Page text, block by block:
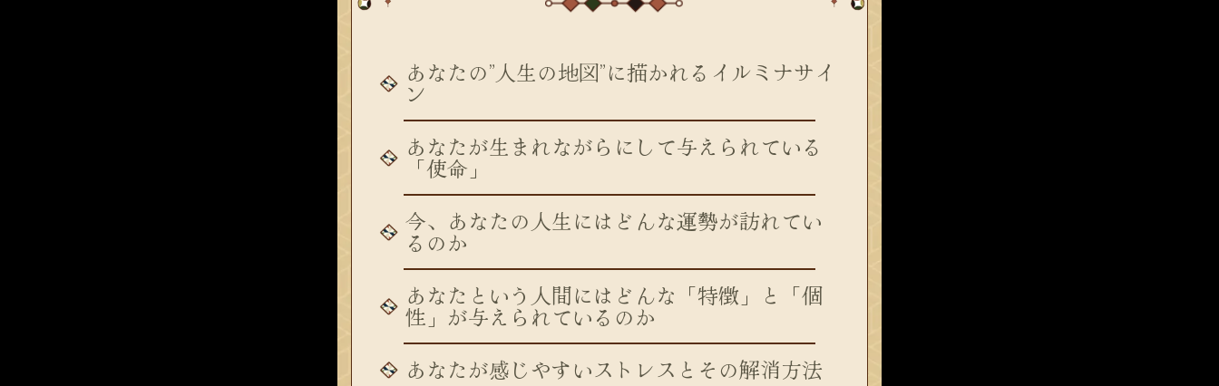
あなたの”人生の地図”に描かれるイルミナサイ
ン
あなたが生まれながらにして与えられている
「使命」
今、あなたの人生にはどんな運勢が訪れてい
るのか
あなたという人間にはどんな「特徴」と「個
性」が与えられているのか
あなたが感じやすいストレスとその解消方法